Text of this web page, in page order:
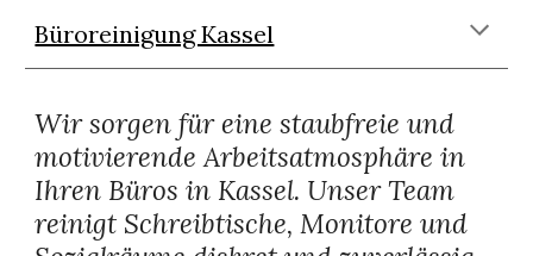
Büroreinigung Kassel
Wir sorgen für eine staubfreie und
motivierende Arbeitsatmosphäre in
Ihren Büros in Kassel. Unser Team
reinigt Schreibtische, Monitore und